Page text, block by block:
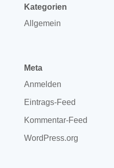
Kategorien
Allgemein
Meta
Anmelden
Eintrags-Feed
Kommentar-Feed
WordPress.org